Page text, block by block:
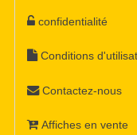
confidentialité
Conditions
Contactez-nous
Affiches en vente